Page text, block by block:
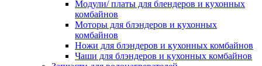
Модули/ платы для блендеров и кухонных
комбайнов
Моторы для блэндеров и кухонных
комбайнов
Ножи для блэндеров и кухонных комбайнов
Чаши для блэндеров и кухонных комбайнов